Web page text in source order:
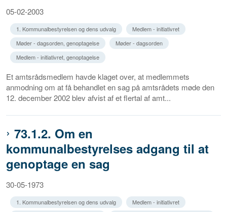
05-02-2003
1. Kommunalbestyrelsen og dens udvalg
Medlem - initiativret
Møder - dagsorden, genoptagelse
Møder - dagsorden
Medlem - initiativret, genoptagelse
Et amtsrådsmedlem havde klaget over, at medlemmets
anmodning om at få behandlet en sag på amtsrådets møde den
12. december 2002 blev afvist af et flertal af amt...
73.1.2. Om en
kommunalbestyrelses adgang til at
genoptage en sag
30-05-1973
1. Kommunalbestyrelsen og dens udvalg
Medlem - initiativret